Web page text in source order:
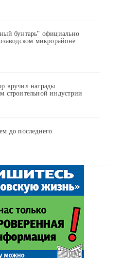
бунтарь" официально
микрорайоне
вручил награды
строительной индустрии
до последнего